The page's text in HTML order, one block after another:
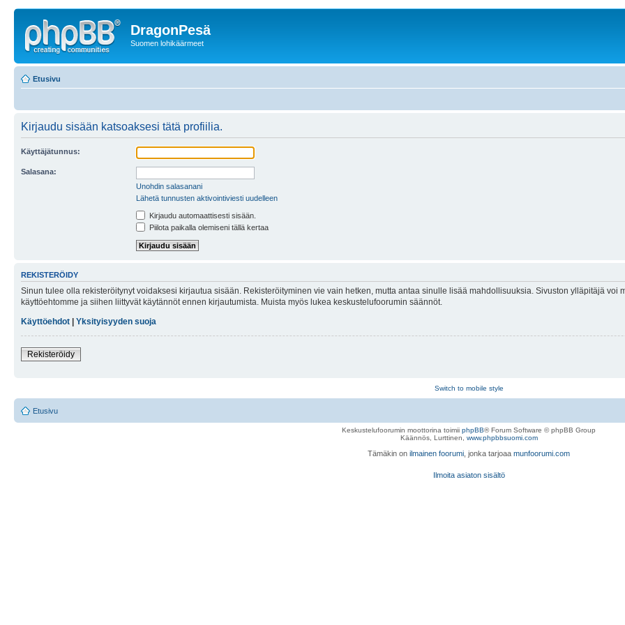
DragonPesä
Suomen lohikäärmeet
Etusivu
Kirjaudu sisään katsoaksesi tätä profiilia.
Käyttäjätunnus:
Salasana:
Unohdin salasanani
Lähetä tunnusten aktivointiviesti uudelleen
Kirjaudu automaattisesti sisään.
Piilota paikalla olemiseni tällä kertaa
REKISTERÖIDY
Sinun tulee olla rekisteröitynyt voidaksesi kirjautua sisään. Rekisteröityminen vie vain hetken, mutta antaa sinulle lisää mahdollisuuksia. Sivuston ylläpitäjä
käyttöehtomme ja siihen liittyvät käytännöt ennen kirjautumista. Muista myös lukea keskustelufoorumin säännöt.
Käyttöehdot
Yksityisyyden suoja
Rekisteröidy
Switch to mobile style
Etusivu
Keskustelufoorumin moottorina toimii phpBB® Forum Software © phpBB Group
Käännös, Lurttinen, www.phpbbsuomi.com
Tämäkin on ilmainen foorumi , jonka tarjoaa munfoorumi.com
Ilmoita asiaton sisältö